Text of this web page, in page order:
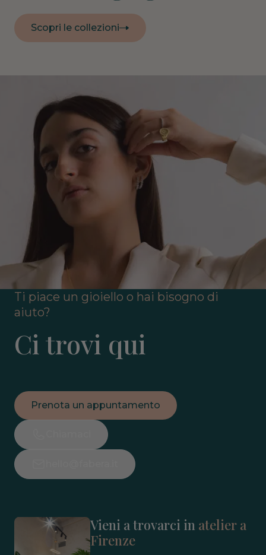
Scopri le collezioni
Ti piace un gioiello o hai bisogno di
aiuto?
Ci trovi qui
Prenota un appuntamento
Vieni a trovarci in atelier a
Firenze